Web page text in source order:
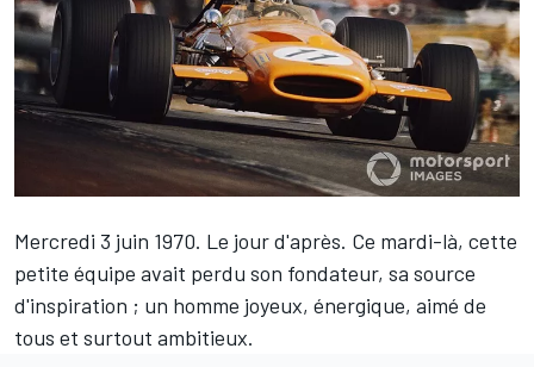
Mercredi 3 juin 1970. Le jour d'après. Ce mardi-là, cette
petite équipe avait perdu son fondateur, sa source
d'inspiration ; un homme joyeux, énergique, aimé de
tous et surtout ambitieux.